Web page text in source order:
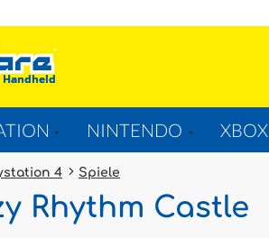
NINTENDO XBOX
4 Spiele
Rhythm Castle